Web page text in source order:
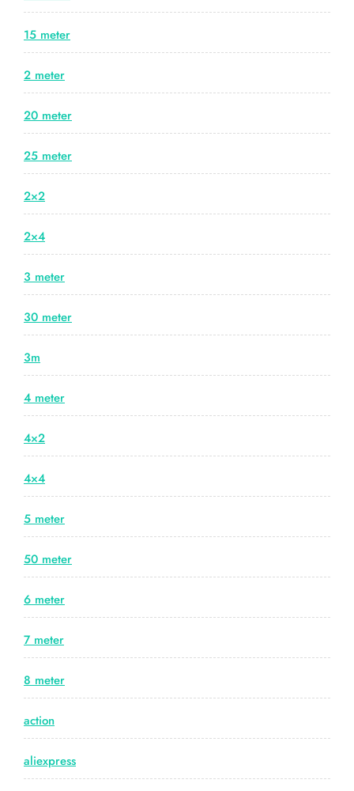
15 meter
2 meter
20 meter
25 meter
2×2
2×4
3 meter
30 meter
3m
4 meter
4×2
4×4
5 meter
50 meter
6 meter
7 meter
8 meter
action
aliexpress